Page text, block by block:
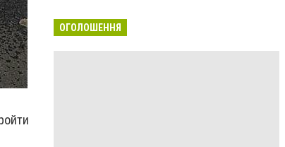
НОВИНИ КОМПАНІЙ
ОГОЛОШЕННЯ